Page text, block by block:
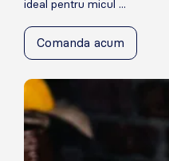
ideal pentru micul ...
Comanda acum